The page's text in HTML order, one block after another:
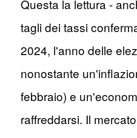
Questa la lettura -
tagli dei tassi
2024, l'anno delle
nonostante
febbraio) e
raffreddarsi. Il